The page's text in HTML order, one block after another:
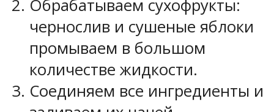
Обрабатываем сухофрукты:
чернослив и сушеные яблоки
промываем в большом
количестве жидкости.
Соединяем все ингредиенты и